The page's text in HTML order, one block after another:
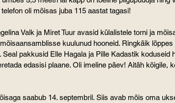
oli mõisas juba 115 aastat tagasi!
Valk ja Miret Tuur avasid külalistele torni ja
kuulunud hooneid. Ringkäik
pakkusid Elle Hagala ja Pille Kadastik koduseid
edasisi plaane. Oli imeline päev! Aitäh kõigile,
saabub 14. septembril. Siis avab mõis oma